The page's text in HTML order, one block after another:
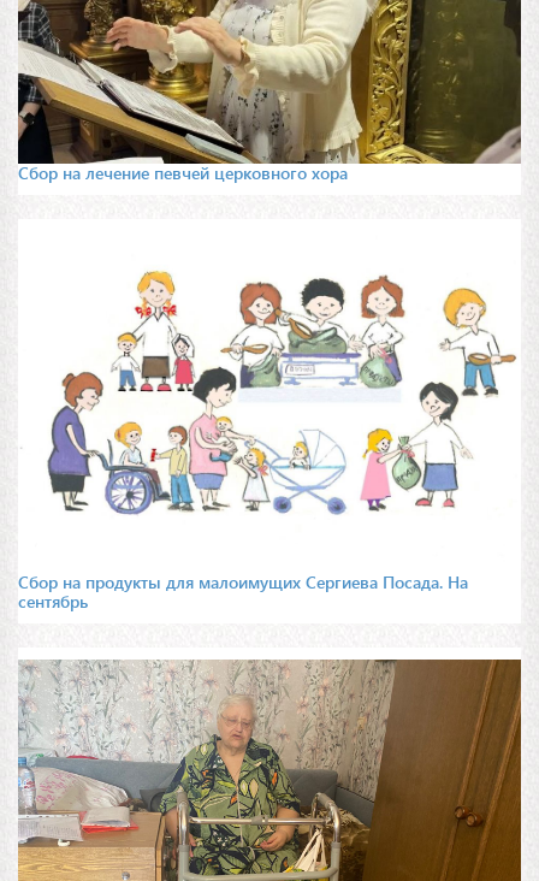
Сбор на лечение певчей церковного хора
Сбор на продукты для малоимущих Сергиева Посада. На
сентябрь